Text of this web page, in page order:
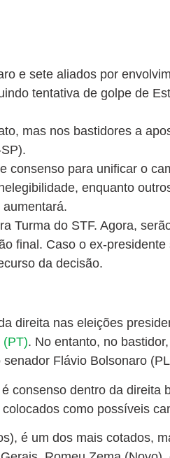
e sete aliados por
tentativa de golpe de
mas nos bastidores a
consenso para unificar o
enquanto
Turma do STF. Agora,
final. Caso o ex-presidente
da decisão.
direita nas eleições
(PT). No entanto, no
Flávio Bolsonaro
consenso dentro da direita
como possíveis
é um dos mais cotados,